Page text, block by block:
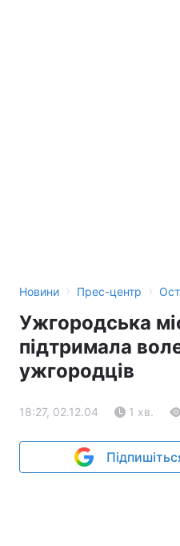
Новини › Прес-центр ›
Ужгородська
підтримала
ужгородців
18:27, 02.12.04 1 хв.